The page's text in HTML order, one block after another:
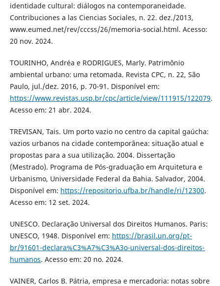
identidade cultural: diálogos na contemporaneidade.
Contribuciones a las Ciencias Sociales, n. 22. dez./2013,
www.eumed.net/rev/cccss/26/memoria-social.html. Acesso:
20 nov. 2024.
TOURINHO, Andréa e RODRIGUES, Marly. Patrimônio
ambiental urbano: uma retomada. Revista CPC, n. 22, São
Paulo, jul./dez. 2016, p. 70-91. Disponível em:
https://www.revistas.usp.br/cpc/article/view/111915/122079.
Acesso em: 21 abr. 2024.
TREVISAN, Tais. Um porto vazio no centro da capital gaúcha:
vazios urbanos na cidade contemporânea: situação atual e
propostas para a sua utilização. 2004. Dissertação
(Mestrado). Programa de Pós-graduação em Arquitetura e
Urbanismo, Universidade Federal da Bahia. Salvador, 2004.
Disponível em: https://repositorio.ufba.br/handle/ri/12300.
Acesso em: 12 set. 2024.
UNESCO. Declaração Universal dos Direitos Humanos. Paris:
UNESCO, 1948. Disponível em: https://brasil.un.org/pt-
br/91601-declara%C3%A7%C3%A3o-universal-dos-direitos-
humanos. Acesso em: 20 no. 2024.
VAINER, Carlos B. Pátria, empresa e mercadoria: notas sobre